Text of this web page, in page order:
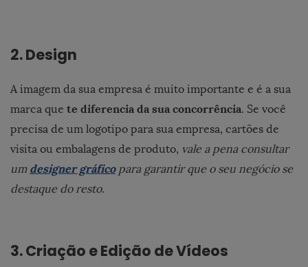
2. Design
A imagem da sua empresa é muito importante e é a sua
marca que te diferencia da sua concorrência. Se você
precisa de um logotipo para sua empresa, cartões de
visita ou embalagens de produto, vale a pena consultar
um designer gráfico para garantir que o seu negócio se
destaque do resto.
3. Criação e Edição de Vídeos